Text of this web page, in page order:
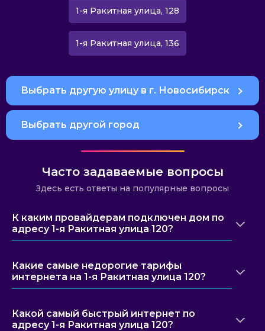
1-я Ракитная улица, 128
1-я Ракитная улица, 136
Выбрать другую улицу в г. Новосибирск
Выбрать другой город
Часто задаваемые вопросы
Здесь есть ответы на популярные вопросы
К каким провайдерам подключен дом по
адресу 1-я Ракитная улица 120?
Какие самые недорогие тарифы
интернета на 1-я Ракитная улица 120?
Какой самый быстрый интернет по
адресу 1-я Ракитная улица 120?